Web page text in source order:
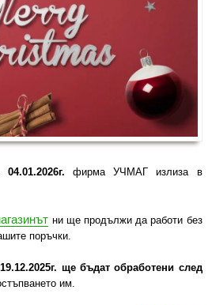
И ОБОРУДВАНЕ
МАТЕРИАЛИ
И УЧЕБНИЦИ
БДП
S.T.E.M.
фирма УЧМАГ излиза в
ни ще продължи да работи без
поръчки.
ще бъдат обработени след
им.